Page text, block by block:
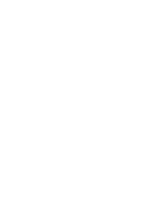
voor
en asfalt.
rem. Het